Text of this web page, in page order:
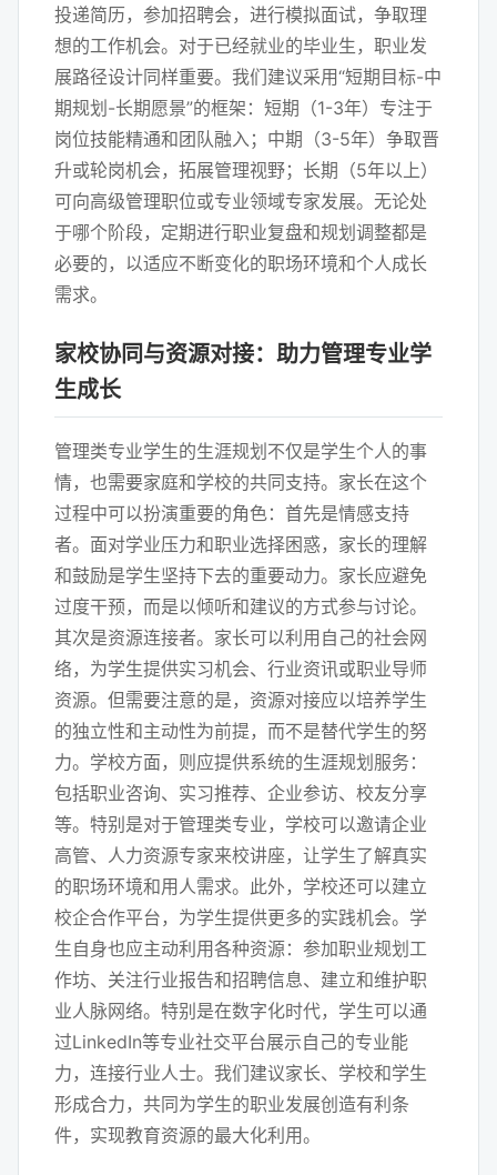
投递简历，参加招聘会，进行模拟面试，争取理
想的工作机会。对于已经就业的毕业生，职业发
展路径设计同样重要。我们建议采用“短期目标-中
期规划-长期愿景”的框架：短期（1-3年）专注于
岗位技能精通和团队融入；中期（3-5年）争取晋
升或轮岗机会，拓展管理视野；长期（5年以上）
可向高级管理职位或专业领域专家发展。无论处
于哪个阶段，定期进行职业复盘和规划调整都是
必要的，以适应不断变化的职场环境和个人成长
需求。
家校协同与资源对接：助力管理专业学
生成长
管理类专业学生的生涯规划不仅是学生个人的事
情，也需要家庭和学校的共同支持。家长在这个
过程中可以扮演重要的角色：首先是情感支持
者。面对学业压力和职业选择困惑，家长的理解
和鼓励是学生坚持下去的重要动力。家长应避免
过度干预，而是以倾听和建议的方式参与讨论。
其次是资源连接者。家长可以利用自己的社会网
络，为学生提供实习机会、行业资讯或职业导师
资源。但需要注意的是，资源对接应以培养学生
的独立性和主动性为前提，而不是替代学生的努
力。学校方面，则应提供系统的生涯规划服务：
包括职业咨询、实习推荐、企业参访、校友分享
等。特别是对于管理类专业，学校可以邀请企业
高管、人力资源专家来校讲座，让学生了解真实
的职场环境和用人需求。此外，学校还可以建立
校企合作平台，为学生提供更多的实践机会。学
生自身也应主动利用各种资源：参加职业规划工
作坊、关注行业报告和招聘信息、建立和维护职
业人脉网络。特别是在数字化时代，学生可以通
过LinkedIn等专业社交平台展示自己的专业能
力，连接行业人士。我们建议家长、学校和学生
形成合力，共同为学生的职业发展创造有利条
件，实现教育资源的最大化利用。